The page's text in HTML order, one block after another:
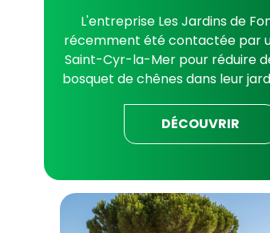
L'entreprise Les Jardins de
récemment été contactée par
Saint-Cyr-la-Mer pour réduire
bosquet de chênes dans leur
pour permettre aux arbres de
bas afin de se refurnir en
technique qui consiste à tailler
pour les maintenir en bonne
DÉCOUVRIR